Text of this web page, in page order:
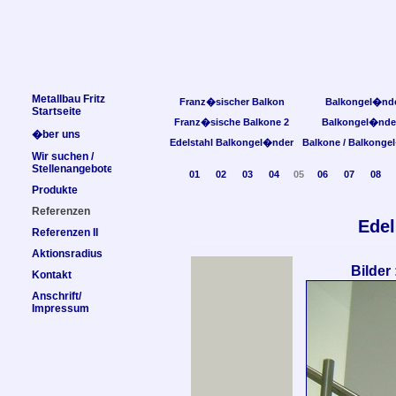
Bilder
Franz�sischer Balkon
Franz�sische Balkone 2
Edelstahl Balkongel�nder
Balkone /
01 02 03 04 05 06 07 08
Metallbau Fritz
Startseite
�ber uns
Wir suchen /
Stellenangebote
Produkte
Referenzen
Referenzen II
Aktionsradius
Kontakt
Anschrift/
Impressum